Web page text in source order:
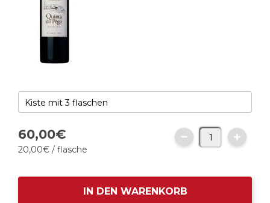
60,00€
20,00€ / flasche
IN DEN WARENKORB